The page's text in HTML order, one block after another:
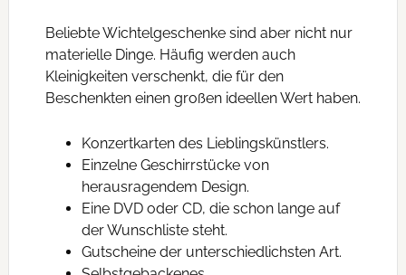
Beliebte Wichtelgeschenke sind aber nicht nur
materielle Dinge. Häufig werden auch
Kleinigkeiten verschenkt, die für den
Beschenkten einen großen ideellen Wert haben.
Konzertkarten des Lieblingskünstlers.
Einzelne Geschirrstücke von
herausragendem Design.
Eine DVD oder CD, die schon lange auf
der Wunschliste steht.
Gutscheine der unterschiedlichsten Art.